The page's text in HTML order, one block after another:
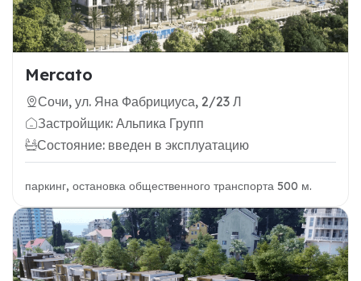
Mercato
Сочи, ул. Яна Фабрициуса, 2/23 Л
Застройщик: Альпика Групп
Состояние: введен в эксплуатацию
паркинг, остановка общественного транспорта 500 м.